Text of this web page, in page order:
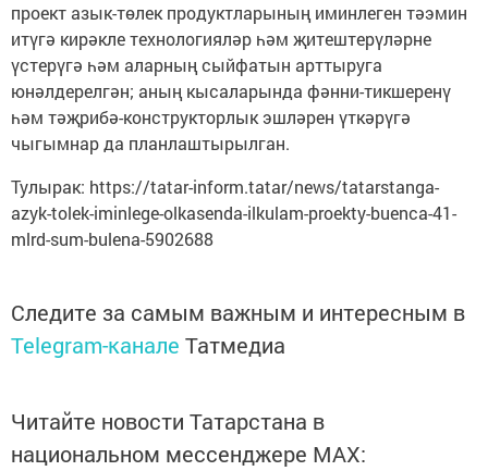
проект азык-төлек продуктларының иминлеген тәэмин
итүгә кирәкле технологияләр һәм җитештерүләрне
үстерүгә һәм аларның сыйфатын арттыруга
юнәлдерелгән; аның кысаларында фәнни-тикшеренү
һәм тәҗрибә-конструкторлык эшләрен үткәрүгә
чыгымнар да планлаштырылган.
Тулырак: https://tatar-inform.tatar/news/tatarstanga-
azyk-tolek-iminlege-olkasenda-ilkulam-proekty-buenca-41-
mlrd-sum-bulena-5902688
Следите за самым важным и интересным в
Telegram-канале Татмедиа
Читайте новости Татарстана в
национальном мессенджере MАХ: